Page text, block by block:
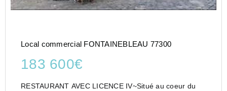
Local commercial FONTAINEBLEAU 77300
183 600€
RESTAURANT AVEC LICENCE IV~Situé au coeur du